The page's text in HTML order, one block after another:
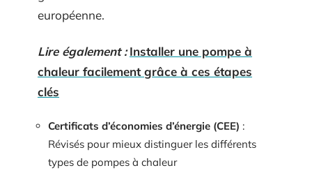
européenne.
Lire également : Installer une pompe à
chaleur facilement grâce à ces étapes
clés
Certificats d’économies d’énergie (CEE) :
Révisés pour mieux distinguer les différents
types de pompes à chaleur